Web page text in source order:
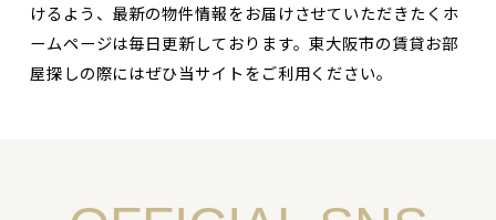
けるよう、最新の物件情報をお届けさせていただきたくホ
ームページは毎日更新しております。東大阪市の賃貸お部
屋探しの際にはぜひ当サイトをご利用ください。